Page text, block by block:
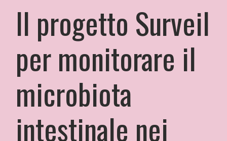
Il progetto Surveil
per monitorare il
microbiota
intestinale nei